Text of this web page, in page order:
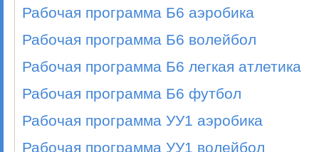
Рабочая программа Б6 аэробика
Рабочая программа Б6 волейбол
Рабочая программа Б6 легкая атлетика
Рабочая программа Б6 футбол
Рабочая программа УУ1 аэробика
Рабочая программа УУ1 волейбол